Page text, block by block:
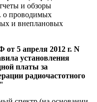
и обзоры
о проводимых
и внеплановых
от 5 апреля 2012 г. N
установления
платы за
радиочастотного